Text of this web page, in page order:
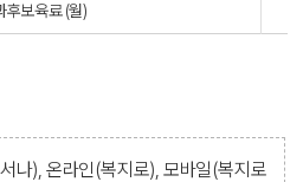
후보육료 (월)
나), 온라인(복지로), 모바일(복지로